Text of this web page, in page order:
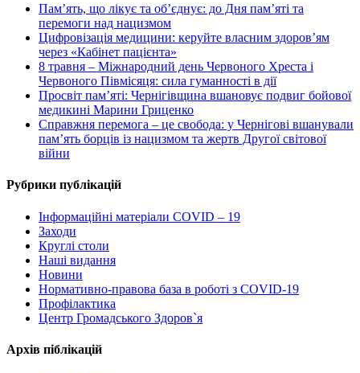
Пам’ять, що лікує та об’єднує: до Дня пам’яті та
перемоги над нацизмом
Цифровізація медицини: керуйте власним здоров’ям
через «Кабінет пацієнта»
8 травня – Міжнародний день Червоного Хреста і
Червоного Півмісяця: сила гуманності в дії
Просвіт пам’яті: Чернігівщина вшановує подвиг бойової
медикині Марини Гриценко
Справжня перемога – це свобода: у Чернігові вшанували
пам’ять борців із нацизмом та жертв Другої світової
війни
Рубрики публікацій
Інформаційні матеріали COVID – 19
Заходи
Круглі столи
Наші видання
Новини
Нормативно-правова база в роботі з COVID-19
Профілактика
Центр Громадського Здоров`я
Архів піблікацій